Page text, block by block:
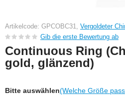
Artikelcode: GPCOBC31, Vergoldeter
Gib die erste Bewertung ab
Continuous Ring
gold, glänzend)
Bitte auswählen(Welche Größe